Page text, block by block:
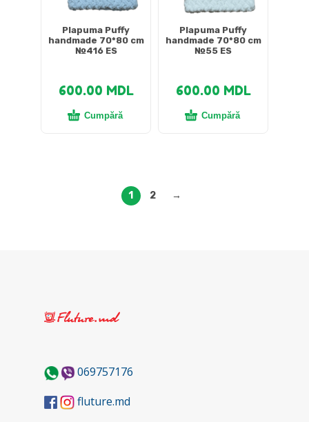
Plapuma Puffy
handmade 70*80 cm
№416 ES
600.00 MDL
Cumpără
Plapuma Puffy
handmade 70*80 cm
№55 ES
600.00 MDL
Cumpără
1 2 →
069757176
fluture.md